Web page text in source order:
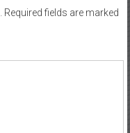
Required fields are marked